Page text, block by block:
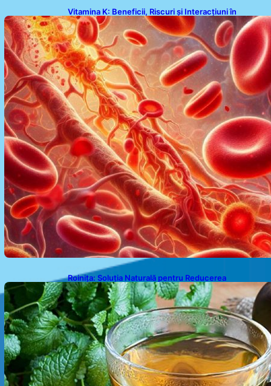
Vitamina K: Beneficii, Riscuri și Interacțiuni în
Coagularea Sângelui
Roinița: Soluția Naturală pentru Reducerea
Cortizolului și Îmbunătățirea Somnului